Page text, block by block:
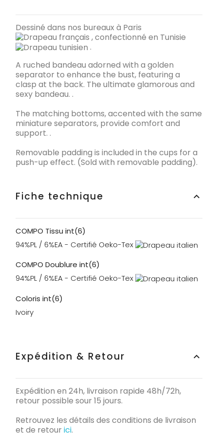
Dessiné dans nos bureaux à Paris
, confectionné en Tunisie
.
A ruched bandeau adorned with a golden
separator to enhance the bust, featuring a
clasp at the back. The ultimate glamorous and
sexy bandeau. .
The matching bottoms, accented with the same
miniature separators, provide comfort and
support. .
Removable padding is included in the cups for a
push-up effect. (Sold with removable padding).
Fiche technique keyboard_arrow_up
COMPO Tissu int(6)
94%PL / 6%EA - Certifié Oeko-Tex
COMPO Doublure int(6)
94%PL / 6%EA - Certifié Oeko-Tex
Coloris int(6)
Ivoiry
Expédition & Retour keyboard_arrow_up
Expédition en 24h, livraison rapide 48h/72h,
retour possible sour 15 jours.
Retrouvez les détails des conditions de livraison
et de retour ici.